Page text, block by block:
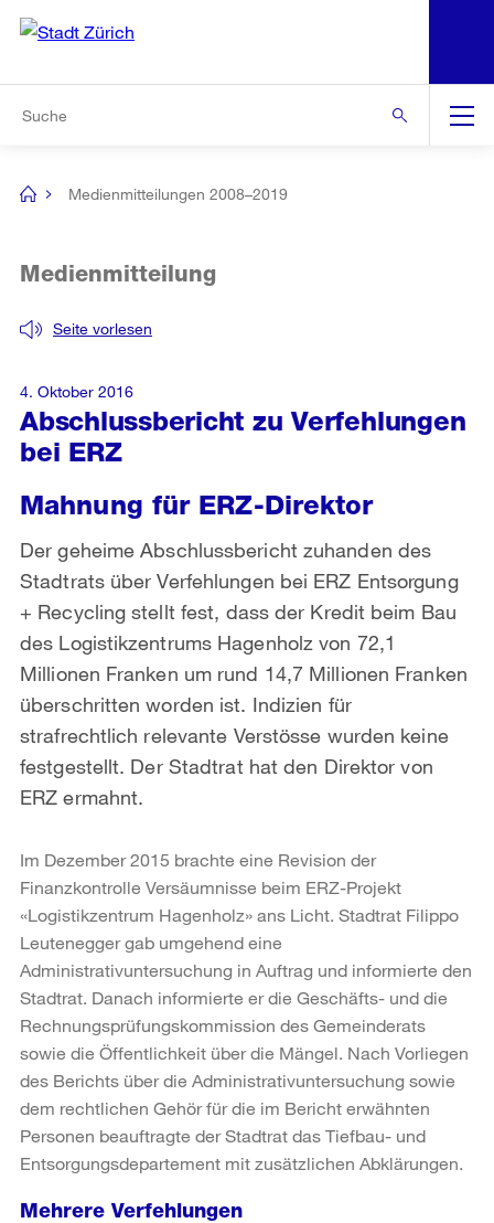
Navigation
[no
Medienmitteilungen 2008–2019
Abschlussbericht zu Verfehlungen
bei ERZ
Seite vorlesen
Medienmitteilung
Mahnung für ERZ-Direktor
Der geheime Abschlussbericht zuhanden des
Stadtrats über Verfehlungen bei ERZ Entsorgung
+ Recycling stellt fest, dass der Kredit beim Bau
des Logistikzentrums Hagenholz von 72,1
Millionen Franken um rund 14,7 Millionen Franken
überschritten worden ist. Indizien für
strafrechtlich relevante Verstösse wurden keine
festgestellt. Der Stadtrat hat den Direktor von
ERZ ermahnt.
4. Oktober 2016
Im Dezember 2015 brachte eine Revision der
Finanzkontrolle Versäumnisse beim ERZ-Projekt
«Logistikzentrum Hagenholz» ans Licht. Stadtrat Filippo
Leutenegger gab umgehend eine
Administrativuntersuchung in Auftrag und informierte den
Stadtrat. Danach informierte er die Geschäfts- und die
Rechnungsprüfungskommission des Gemeinderats
sowie die Öffentlichkeit über die Mängel. Nach Vorliegen
des Berichts über die Administrativuntersuchung sowie
dem rechtlichen Gehör für die im Bericht erwähnten
Personen beauftragte der Stadtrat das Tiefbau- und
Entsorgungsdepartement mit zusätzlichen Abklärungen.
Mehrere Verfehlungen